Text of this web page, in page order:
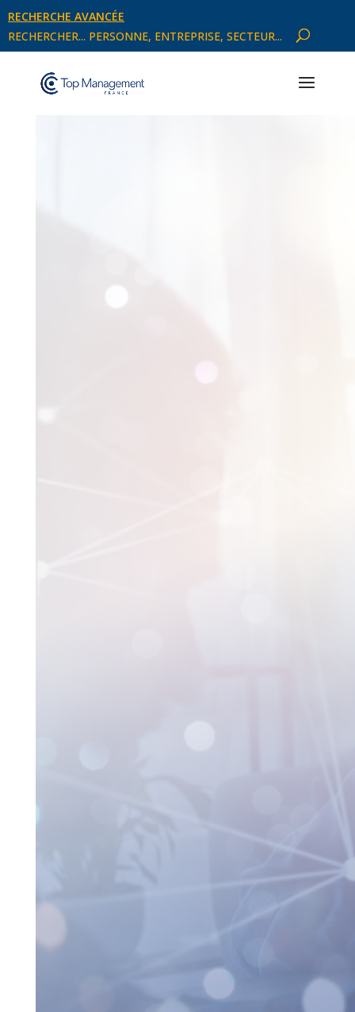
RECHERCHER... PERSONNE, ENTREPRISE, SECTEUR...
RECHERCHE AVANCÉE